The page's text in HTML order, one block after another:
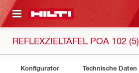
REFLEXZIELTAFEL POA 102 (5)
Konfigurator Technische Daten